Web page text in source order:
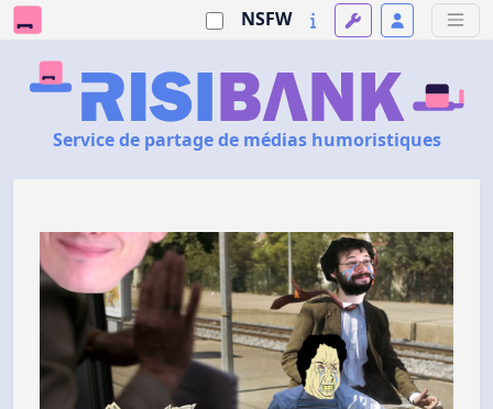
NSFW
Service de partage de médias humoristiques